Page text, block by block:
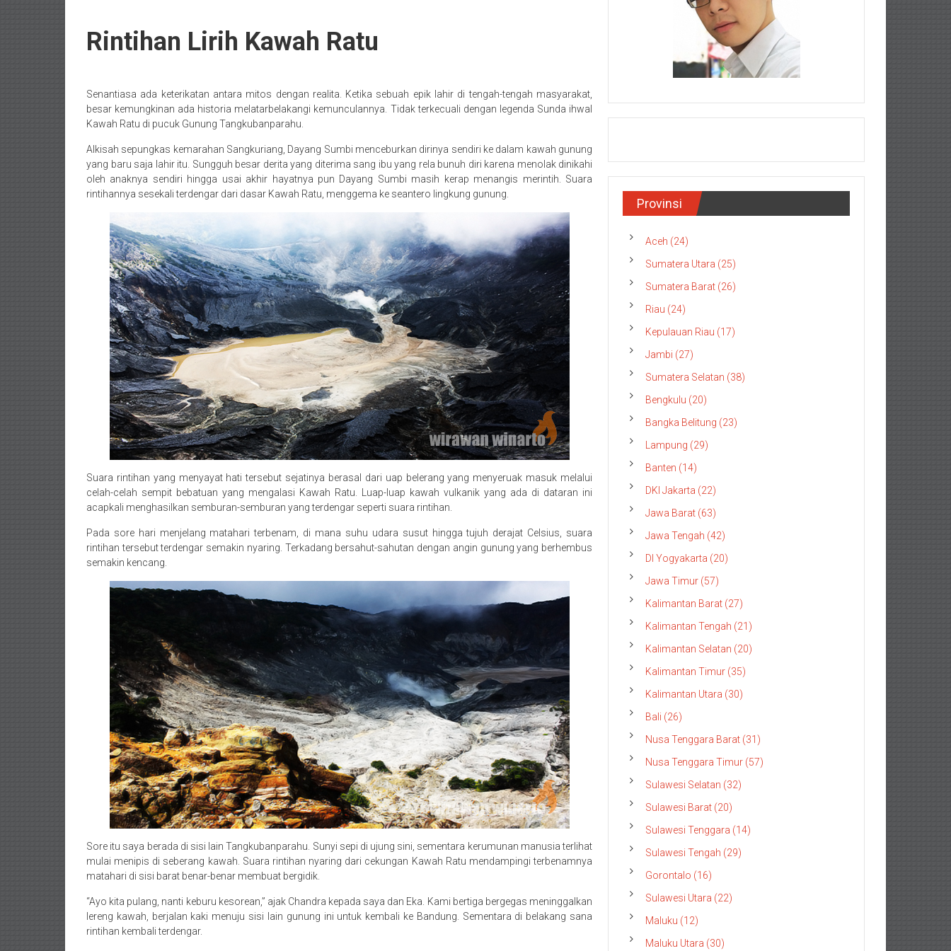
Rintihan Lirih Kawah Ratu
Posted By: wirawan
Senantiasa ada keterikatan antara mitos dengan realita. Ketika sebuah epik lahir di tengah-tengah masyarakat,
besar kemungkinan ada historia melatarbelakangi kemunculannya. Tidak terkecuali dengan legenda Sunda ihwal
Kawah Ratu di pucuk Gunung Tangkubanparahu.
Alkisah sepungkas kemarahan Sangkuriang, Dayang Sumbi menceburkan dirinya sendiri ke dalam kawah gunung
yang baru saja lahir itu. Sungguh besar derita yang diterima sang ibu yang rela bunuh diri karena menolak dinikahi
oleh anaknya sendiri hingga usai akhir hayatnya pun Dayang Sumbi masih kerap menangis merintih. Suara
rintihannya sesekali terdengar dari dasar Kawah Ratu, menggema ke seantero lingkung gunung.
Suara rintihan yang menyayat hati tersebut sejatinya berasal dari uap belerang yang menyeruak masuk melalui
celah-celah sempit bebatuan yang mengalasi Kawah Ratu. Luap-luap kawah vulkanik yang ada di dataran ini
acapkali menghasilkan semburan-semburan yang terdengar seperti suara rintihan.
Pada sore hari menjelang matahari terbenam, di mana suhu udara susut hingga tujuh derajat Celsius, suara
rintihan tersebut terdengar semakin nyaring. Terkadang bersahut-sahutan dengan angin gunung yang berhembus
semakin kencang.
Sore itu saya berada di sisi lain Tangkubanparahu. Sunyi sepi di ujung sini, sementara kerumunan manusia terlihat
mulai menipis di seberang kawah. Suara rintihan nyaring dari cekungan Kawah Ratu mendampingi terbenamnya
matahari di sisi barat benar-benar membuat bergidik.
“Ayo kita pulang, nanti keburu kesorean,” ajak Chandra kepada saya dan Eka. Kami bertiga bergegas meninggalkan
lereng kawah, berjalan kaki menuju sisi lain gunung ini untuk kembali ke Bandung. Sementara di belakang sana
rintihan kembali terdengar.
Provinsi
Aceh (24)
Sumatera Utara (25)
Sumatera Barat (26)
Riau (24)
Kepulauan Riau (17)
Jambi (27)
Sumatera Selatan (38)
Bengkulu (20)
Bangka Belitung (23)
Lampung (29)
Banten (14)
DKI Jakarta (22)
Jawa Barat (63)
Jawa Tengah (42)
DI Yogyakarta (20)
Jawa Timur (57)
Kalimantan Barat (27)
Kalimantan Tengah (21)
Kalimantan Selatan (20)
Kalimantan Timur (35)
Kalimantan Utara (30)
Bali (26)
Nusa Tenggara Barat (31)
Nusa Tenggara Timur (57)
Sulawesi Selatan (32)
Sulawesi Barat (20)
Sulawesi Tenggara (14)
Sulawesi Tengah (29)
Gorontalo (16)
Sulawesi Utara (22)
Maluku (12)
Maluku Utara (30)